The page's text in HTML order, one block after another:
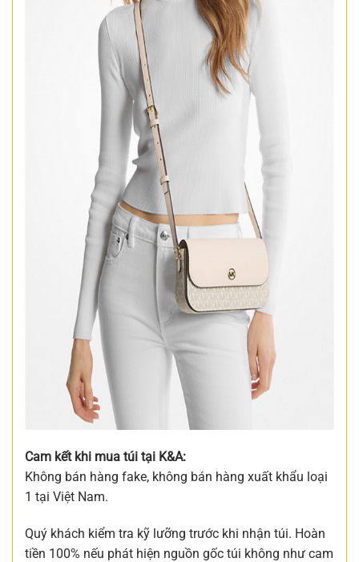
Cam kết khi mua túi tại K&A:
Không bán hàng fake, không bán hàng xuất khẩu loại
1 tại Việt Nam.
Quý khách kiểm tra kỹ lưỡng trước khi nhận túi. Hoàn
tiền 100% nếu phát hiện nguồn gốc túi không như cam